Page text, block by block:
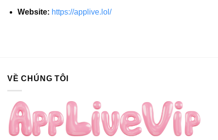
Website: https://applive.lol/
VỀ CHÚNG TÔI